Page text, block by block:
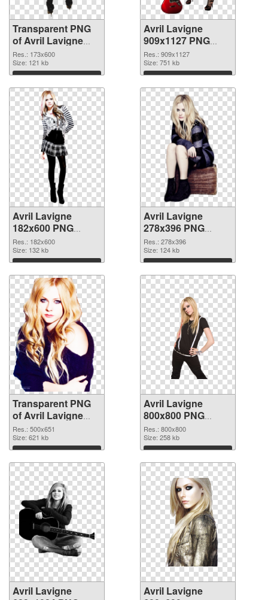
Transparent PNG
of Avril Lavigne
173x600
Res.: 173x600
Size: 121 kb
Download
Avril Lavigne
909x1127 PNG
picture
Res.: 909x1127
Size: 751 kb
Download
Avril Lavigne
182x600 PNG
cutout
Res.: 182x600
Size: 132 kb
Download
Avril Lavigne
278x396 PNG
image
Res.: 278x396
Size: 124 kb
Download
Transparent PNG
of Avril Lavigne
500x651
Res.: 500x651
Size: 621 kb
Download
Avril Lavigne
800x800 PNG
picture
Res.: 800x800
Size: 258 kb
Download
Avril Lavigne
Avril Lavigne